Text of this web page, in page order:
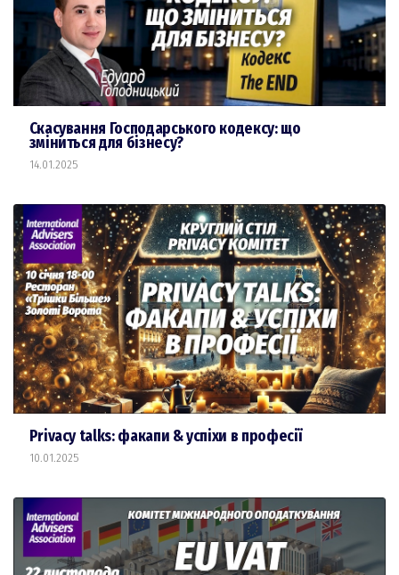
Скасування Господарського кодексу: що
зміниться для бізнесу?
14.01.2025
Privacy talks: факапи & успіхи в професії
10.01.2025